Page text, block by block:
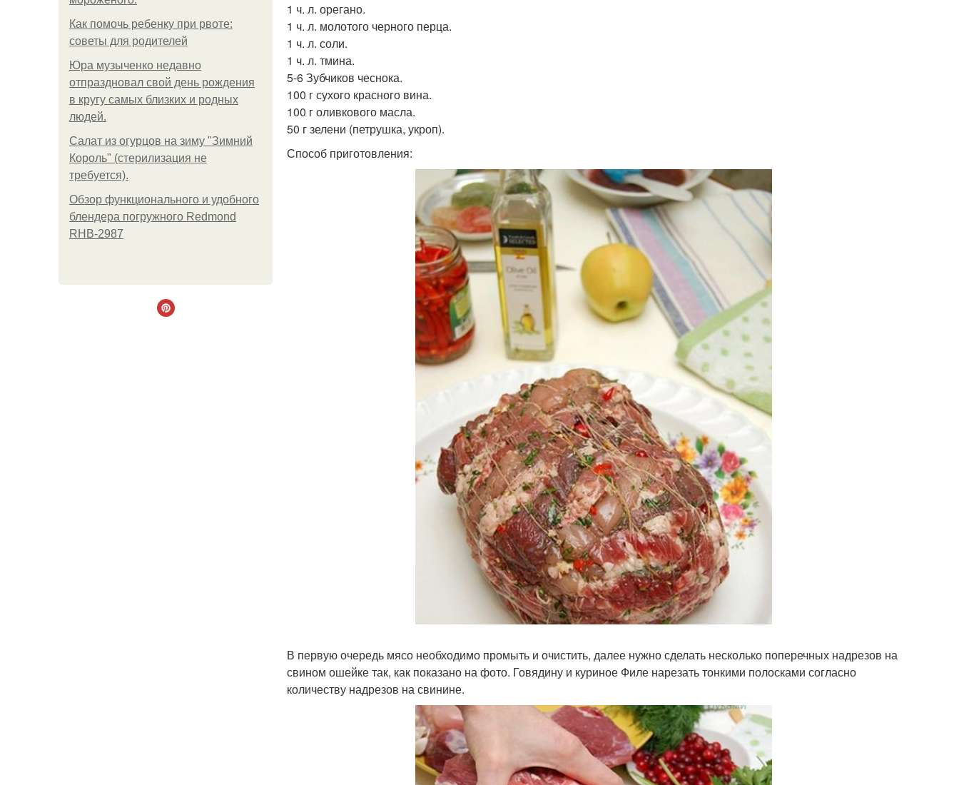
Как помочь ребенку при рвоте:
советы для родителей
Юра музыченко недавно
отпраздновал свой день рождения
в кругу самых близких и родных
людей.
Салат из огурцов на зиму "Зимний
Король" (стерилизация не
требуется).
Обзор функционального и удобного
блендера погружного Redmond
RHB-2987
1 ч. л. орегано.
1 ч. л. молотого черного перца.
1 ч. л. соли.
1 ч. л. тмина.
5-6 Зубчиков чеснока.
100 г сухого красного вина.
100 г оливкового масла.
50 г зелени (петрушка, укроп).
Способ приготовления:
В первую очередь мясо необходимо промыть и очистить, далее нужно сделать несколько поперечных надрезов на
свином ошейке так, как показано на фото. Говядину и куриное Филе нарезать тонкими полосками согласно
количеству надрезов на свинине.